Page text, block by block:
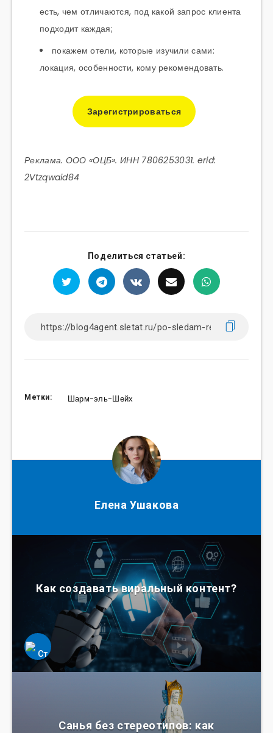
есть, чем отличаются, под какой запрос клиента
подходит каждая;
покажем отели, которые изучили сами:
локация, особенности, кому рекомендовать.
Зарегистрироваться
Реклама. ООО «ОЦБ». ИНН 7806253031. erid:
2Vtzqwaid84
Поделиться статьей:
Метки: Шарм-эль-Шейх
Елена Ушакова
Как создавать виральный контент?
Санья без стереотипов: как